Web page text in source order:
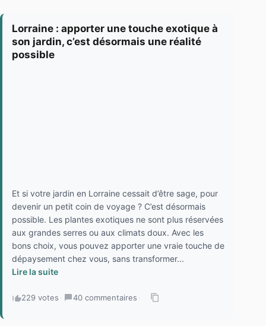
Lorraine : apporter une touche exotique à
son jardin, c’est désormais une réalité
possible
Et si votre jardin en Lorraine cessait d’être sage, pour
devenir un petit coin de voyage ? C’est désormais
possible. Les plantes exotiques ne sont plus réservées
aux grandes serres ou aux climats doux. Avec les
bons choix, vous pouvez apporter une vraie touche de
dépaysement chez vous, sans transformer...
Lire la suite
229 votes · 40 commentaires ·